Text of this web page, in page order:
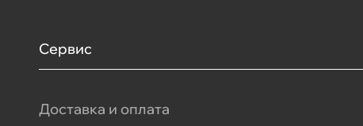
Сервис
Доставка и оплата